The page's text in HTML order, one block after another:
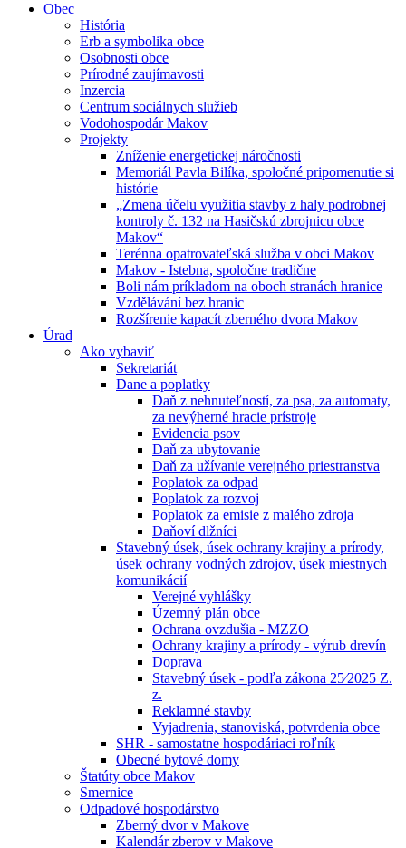
Obec
História
Erb a symbolika obce
Osobnosti obce
Prírodné zaujímavosti
Inzercia
Centrum sociálnych služieb
Vodohospodár Makov
Projekty
Zníženie energetickej náročnosti
Memoriál Pavla Bilíka, spoločné pripomenutie si
histórie
„Zmena účelu využitia stavby z haly podrobnej
kontroly č. 132 na Hasičskú zbrojnicu obce
Makov“
Terénna opatrovateľská služba v obci Makov
Makov - Istebna, spoločne tradične
Boli nám príkladom na oboch stranách hranice
Vzdělávání bez hranic
Rozšírenie kapacít zberného dvora Makov
Úrad
Ako vybaviť
Sekretariát
Dane a poplatky
Daň z nehnuteľností, za psa, za automaty,
za nevýherné hracie prístroje
Evidencia psov
Daň za ubytovanie
Daň za užívanie verejného priestranstva
Poplatok za odpad
Poplatok za rozvoj
Poplatok za emisie z malého zdroja
Daňoví dlžníci
Stavebný úsek, úsek ochrany krajiny a prírody,
úsek ochrany vodných zdrojov, úsek miestnych
komunikácií
Verejné vyhlášky
Územný plán obce
Ochrana ovzdušia - MZZO
Ochrany krajiny a prírody - výrub drevín
Doprava
Stavebný úsek - podľa zákona 25⁄2025 Z.
z.
Reklamné stavby
Vyjadrenia, stanoviská, potvrdenia obce
SHR - samostatne hospodáriaci roľník
Obecné bytové domy
Štatúty obce Makov
Smernice
Odpadové hospodárstvo
Zberný dvor v Makove
Kalendár zberov v Makove